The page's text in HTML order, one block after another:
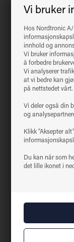
Vi bruker
Hos Nordtronic
innhold og
Vi bruker
å forbedre
Vi analyserer
at vi bedre kan
på nettstedet vårt.
Vi deler også din
og
Klikk "Aksepter
Du kan når som
det lille ikonet i
Fargegjengivelse
direkte i isolasjon)
Forventet levetid
Dimbar
Flimmerfri
PstLM <1
SDCM
Spredningsvinkel
Utskjæringsmål
Installasjonshøyde
Utvendige mål
Godkjent for
IP-klasse